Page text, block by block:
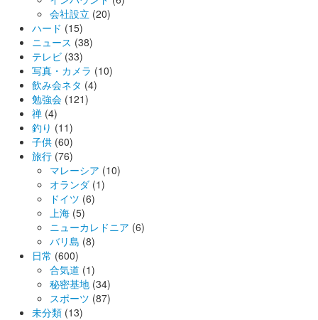
会社設立 (20)
ハード (15)
ニュース (38)
テレビ (33)
写真・カメラ (10)
飲み会ネタ (4)
勉強会 (121)
禅 (4)
釣り (11)
子供 (60)
旅行 (76)
マレーシア (10)
オランダ (1)
ドイツ (6)
上海 (5)
ニューカレドニア (6)
バリ島 (8)
日常 (600)
合気道 (1)
秘密基地 (34)
スポーツ (87)
未分類 (13)